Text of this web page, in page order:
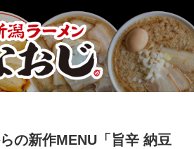
の新作MENU「旨辛 納豆